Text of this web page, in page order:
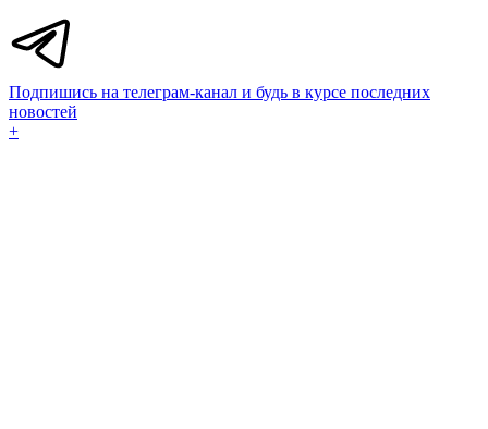
Подпишись на телеграм-канал и будь в курсе последних
новостей
+